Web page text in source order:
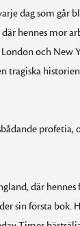
dag som går
hennes mor
och New
tragiska
profetia,
där
sin första bok.